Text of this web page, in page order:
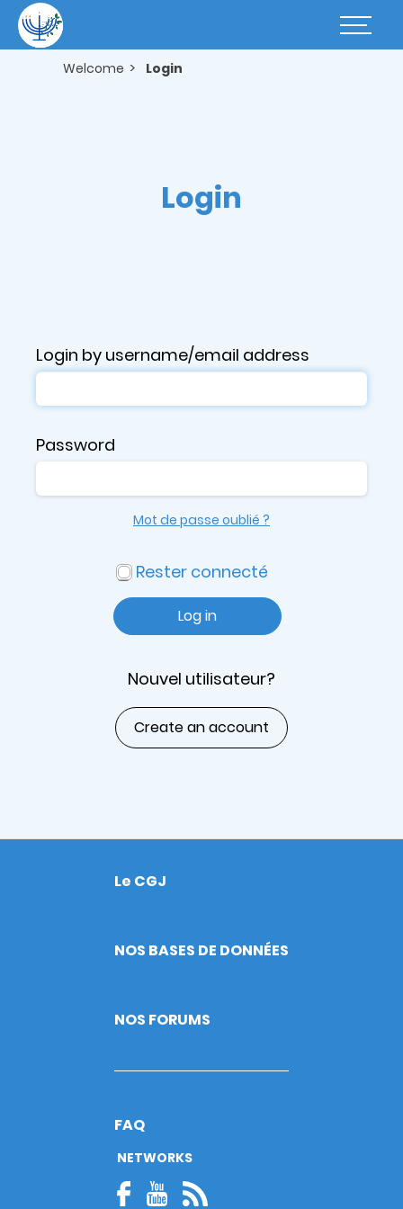
main
content
Basculer
Welcome Login
Login
Login by username/email address
Password
Rester connecté
Log in
Mot de passe oublié ?
Nouvel utilisateur?
Create an account
Footer
Le CGJ
NOS BASES DE DONNÉES
NOS FORUMS
FAQ
NETWORKS